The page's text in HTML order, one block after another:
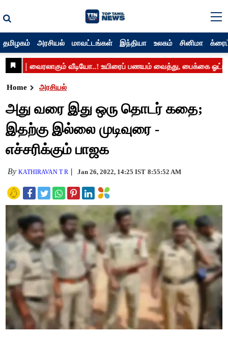
தமிழகம் அரசியல் மாவட்டங்கள் இந்தியா உலகம் சினிமா
Home அரசியல்
அது வரை இது ஒரு தொடர் கதை;
இதற்கு இல்லை முடிவுரை -
எச்சரிக்கும் பாஜக
ByKATHIRAVAN T R Jan 26, 2022, 14:25 IST 8:55:52 AM